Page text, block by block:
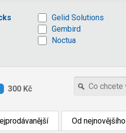
Gelid Solutions
Gembird
Noctua
Od nejnovějšího